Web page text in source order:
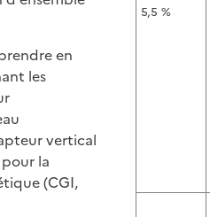
en
les
vertical
la
(CGI,
5,5 %